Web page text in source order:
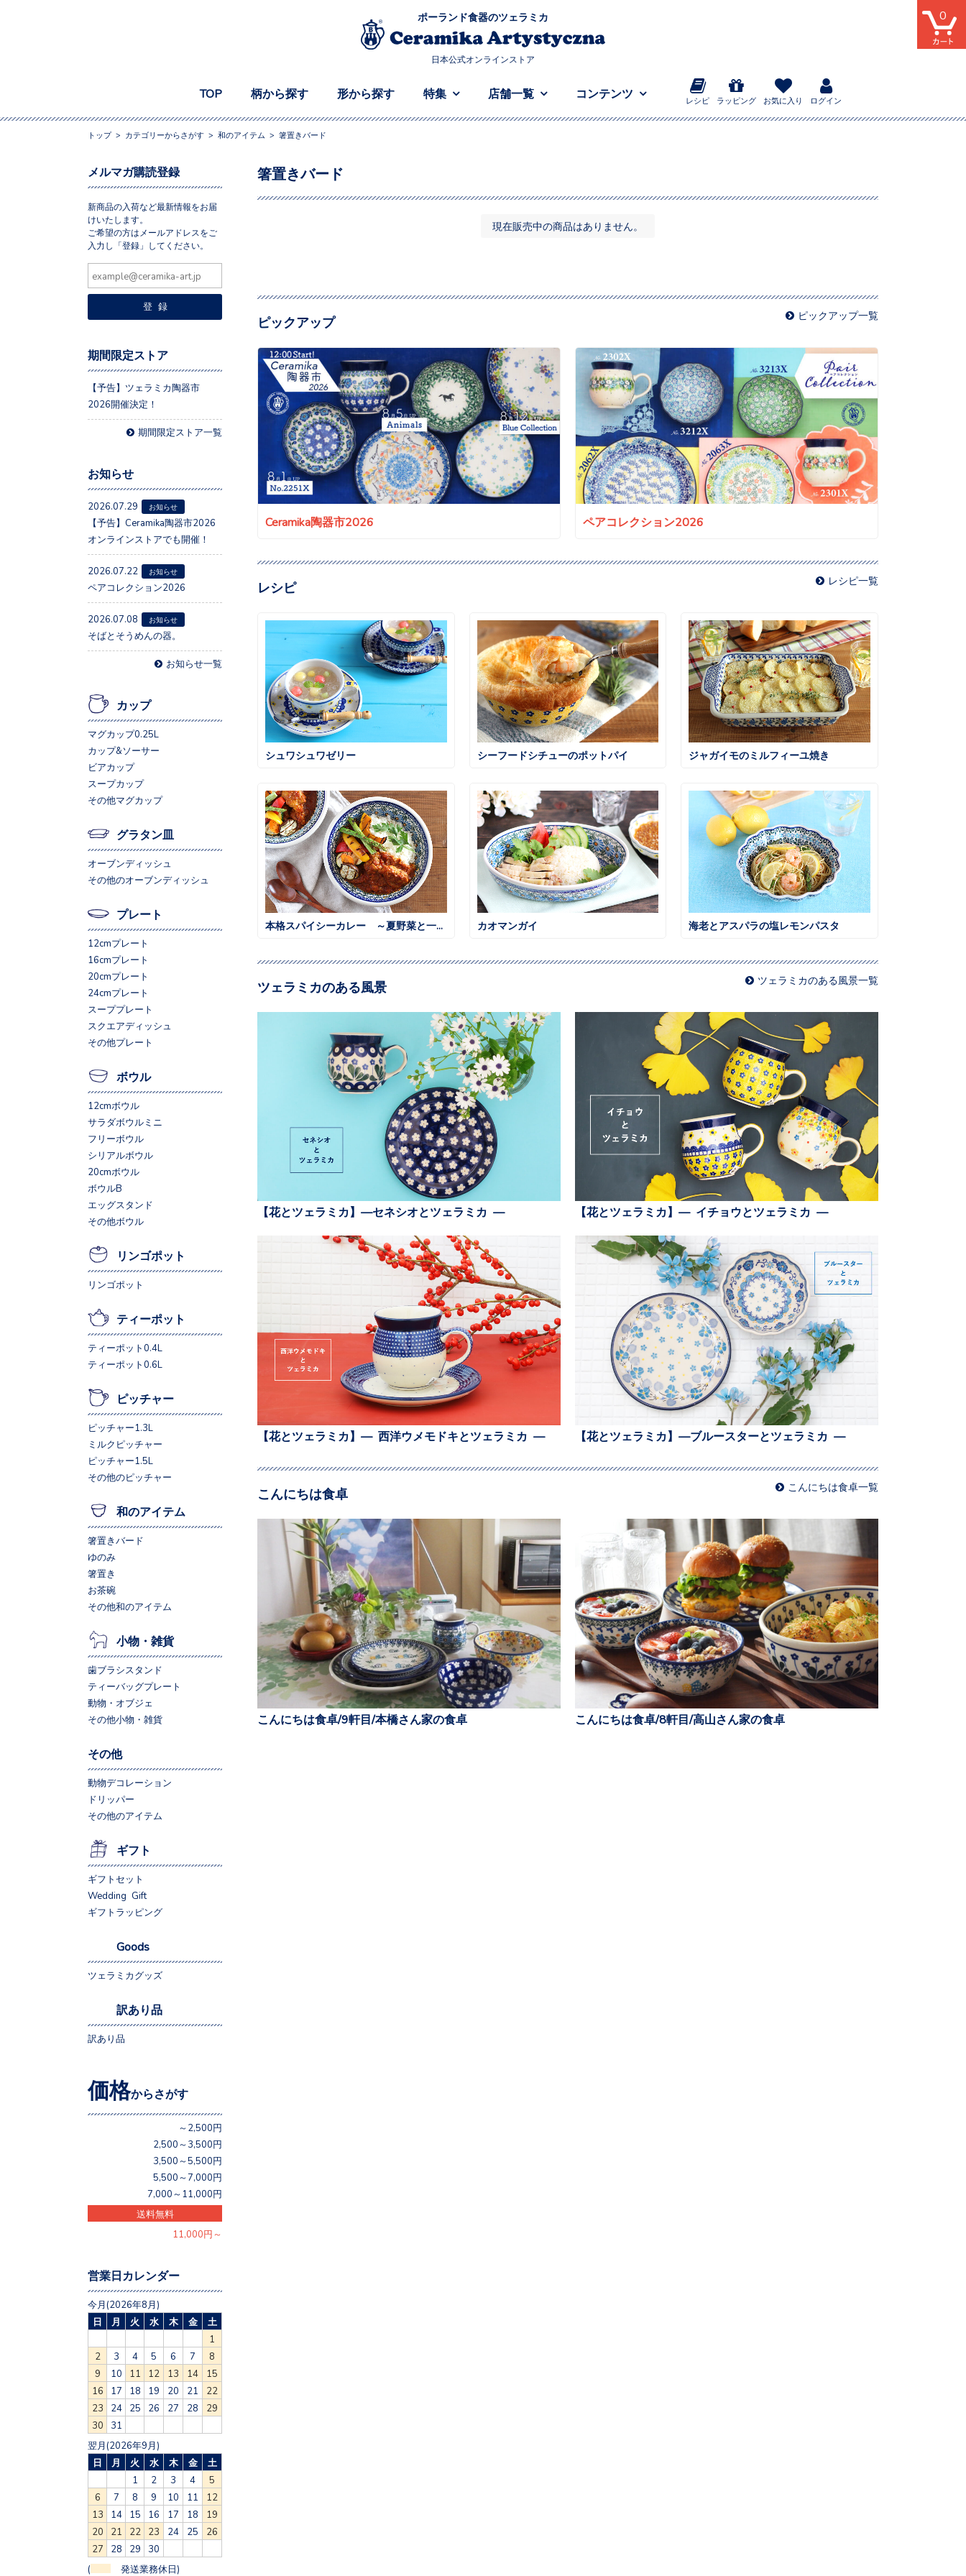
ポーランド食器のツェラミカ
日本公式オンラインストア
TOP 柄から探す 形から探す 特集 店舗一覧 コンテンツ
レシピ ラッピング お気に入り ログイン
0
トップ> カテゴリーからさがす > 和のアイテム > 箸置きバード
箸置きバード
現在販売中の商品はありません。
ピックアップ ピックアップ一覧
Ceramika陶器市2026 ペアコレクション2026
レシピ レシピ一覧
シュワシュワゼリー シーフードシチューのポットパイ ジャガイモのミルフィーユ焼き
カオマンガイ 海老とアスパラの塩レモンパスタ
ツェラミカのある風景 ツェラミカのある風景一覧
【花とツェラミカ】—セネシオとツェラミカ — 【花とツェラミカ】— イチョウとツェラミカ —
【花とツェラミカ】— 西洋ウメモドキとツェラミカ — 【花とツェラミカ】—ブルースターとツェラミカ —
こんにちは食卓 こんにちは食卓一覧
こんにちは食卓/9軒目/本橋さん家の食卓 こんにちは食卓/8軒目/高山さん家の食卓
メルマガ購読登録
新商品の入荷など最新情報をお届
けいたします。
ご希望の方はメールアドレスをご
入力し「登録」してください。
期間限定ストア
【予告】ツェラミカ陶器市
2026開催決定！
期間限定ストア一覧
お知らせ
2026.07.29 お知らせ
【予告】Ceramika陶器市2026
オンラインストアでも開催！
2026.07.22 お知らせ
ペアコレクション2026
2026.07.08 お知らせ
そばとそうめんの器。
お知らせ一覧
カップ
マグカップ0.25L
カップ&ソーサー
ビアカップ
スープカップ
その他マグカップ
グラタン皿
オーブンディッシュ
その他のオーブンディッシュ
プレート
12cmプレート
16cmプレート
20cmプレート
24cmプレート
スーププレート
スクエアディッシュ
その他プレート
ボウル
12cmボウル
サラダボウルミニ
フリーボウル
シリアルボウル
20cmボウル
ボウルB
エッグスタンド
その他ボウル
リンゴポット
リンゴポット
ティーポット
ティーポット0.4L
ティーポット0.6L
ピッチャー
ピッチャー1.3L
ミルクピッチャー
ピッチャー1.5L
その他のピッチャー
和のアイテム
箸置きバード
ゆのみ
箸置き
お茶碗
その他和のアイテム
小物・雑貨
歯ブラシスタンド
ティーバッグプレート
動物・オブジェ
その他小物・雑貨
その他
動物デコレーション
ドリッパー
その他のアイテム
ギフト
ギフトセット
Wedding Gift
ギフトラッピング
Goods
ツェラミカグッズ
訳あり品
訳あり品
価格からさがす
～2,500円
2,500～3,500円
3,500～5,500円
5,500～7,000円
7,000～11,000円
送料無料
11,000円～
営業日カレンダー
今月(2026年8月)
日
月 火 水 木 金
土
1
2
3 4 5 6 7
8
9
10 11 12 13 14
15
16
17 18 19 20 21
22
23
24 25 26 27 28
29
30
31
翌月(2026年9月)
日
月 火 水 木 金
土
1
2 3 4
5
6
7 8 9 10 11
12
13
14 15 16 17 18
19
20
21 22 23 24 25
26
27
28 29 30
( 発送業務休日)